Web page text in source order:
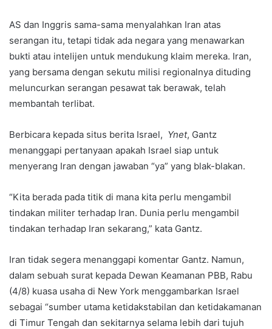
AS dan Inggris sama-sama menyalahkan Iran atas
serangan itu, tetapi tidak ada negara yang menawarkan
bukti atau intelijen untuk mendukung klaim mereka. Iran,
yang bersama dengan sekutu milisi regionalnya dituding
meluncurkan serangan pesawat tak berawak, telah
membantah terlibat.
Berbicara kepada situs berita Israel, Ynet, Gantz
menanggapi pertanyaan apakah Israel siap untuk
menyerang Iran dengan jawaban “ya” yang blak-blakan.
“Kita berada pada titik di mana kita perlu mengambil
tindakan militer terhadap Iran. Dunia perlu mengambil
tindakan terhadap Iran sekarang,” kata Gantz.
Iran tidak segera menanggapi komentar Gantz. Namun,
dalam sebuah surat kepada Dewan Keamanan PBB, Rabu
(4/8) kuasa usaha di New York menggambarkan Israel
sebagai “sumber utama ketidakstabilan dan ketidakamanan
di Timur Tengah dan sekitarnya selama lebih dari tujuh